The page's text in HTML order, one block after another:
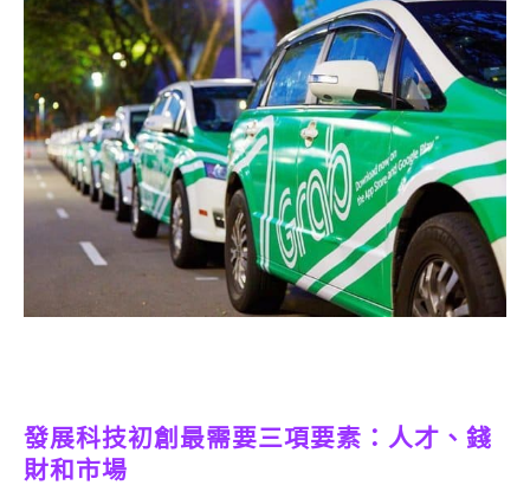
發展科技初創最需要三項要素：人才、錢
財和市場